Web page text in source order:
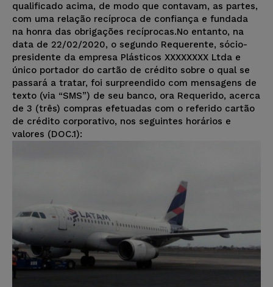
qualificado acima, de modo que contavam, as partes,
com uma relação recíproca de confiança e fundada
na honra das obrigações recíprocas.No entanto, na
data de 22/02/2020, o segundo Requerente, sócio-
presidente da empresa Plásticos XXXXXXXX Ltda e
único portador do cartão de crédito sobre o qual se
passará a tratar, foi surpreendido com mensagens de
texto (via “SMS”) de seu banco, ora Requerido, acerca
de 3 (três) compras efetuadas com o referido cartão
de crédito corporativo, nos seguintes horários e
valores (DOC.1):